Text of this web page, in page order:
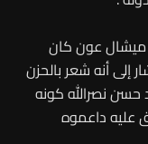
ميشال عون كان
إلى أنه شعر بالحزن
حسن نصراللهكونه
عليه داعموه